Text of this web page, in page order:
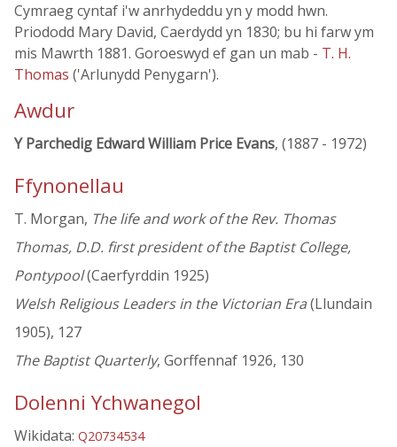
Cymraeg cyntaf i'w anrhydeddu yn y modd hwn.
Priododd Mary David, Caerdydd yn 1830; bu hi farw ym
mis Mawrth 1881. Goroeswyd ef gan un mab - T. H.
Thomas ('Arlunydd Penygarn').
Awdur
Y Parchedig Edward William Price Evans, (1887 - 1972)
Ffynonellau
T. Morgan, The life and work of the Rev. Thomas
Thomas, D.D. first president of the Baptist College,
Pontypool(Caerfyrddin 1925)
Welsh Religious Leaders in the Victorian Era(Llundain
1905), 127
The Baptist Quarterly, Gorffennaf 1926, 130
Dolenni Ychwanegol
Wikidata: Q20734534